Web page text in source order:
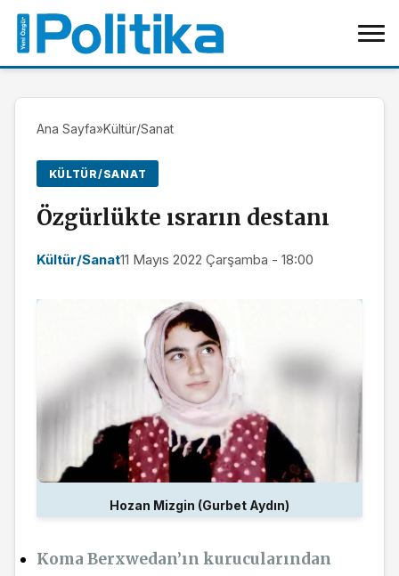
Ana Sayfa»Kültür/Sanat
KÜLTÜR/SANAT
Özgürlükte ısrarın destanı
Kültür/Sanat11 Mayıs 2022 Çarşamba - 18:00
Hozan Mizgin (Gurbet Aydın)
Koma Berxwedan’ın kurucularından